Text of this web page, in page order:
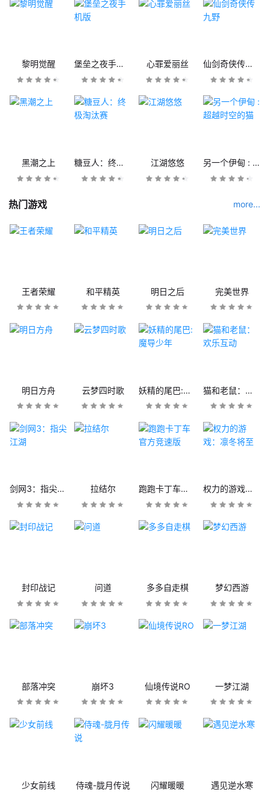
黎明觉醒 堡垒之夜手机版 心罪爱丽丝 仙剑奇侠传九野
黑潮之上 糖豆人：终极淘汰赛 江湖悠悠 另一个伊甸 : 超越时空的猫
热门游戏 more...
王者荣耀 和平精英 明日之后 完美世界
明日方舟 云梦四时歌 妖精的尾巴:魔导少年 猫和老鼠：欢乐互动
剑网3：指尖江湖 拉结尔 跑跑卡丁车官方竞速版 权力的游戏：凛冬将至
封印战记 问道 多多自走棋 梦幻西游
部落冲突 崩坏3 仙境传说RO 一梦江湖
少女前线 侍魂-胧月传说 闪耀暖暖 遇见逆水寒